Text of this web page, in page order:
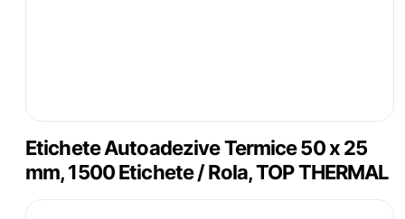
Etichete Autoadezive Termice 50 x 25
mm, 1500 Etichete / Rola, TOP THERMAL